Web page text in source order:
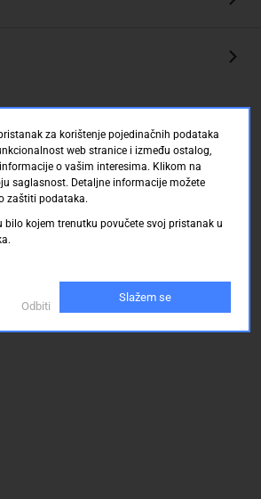
za korištenje pojedinačnih podataka
web stranice i između ostalog,
o vašim interesima. Klikom na
saglasnost. Detaljne informacije možete
zaštiti podataka.
bilo kojem trenutku povučete svoj pristanak u
Odbiti
Slažem se